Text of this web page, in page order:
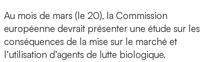
Au mois de mars (le 20), la Commission
européenne devrait présenter une étude sur les
conséquences de la mise sur le marché et
l’utilisation d’agents de lutte biologique.